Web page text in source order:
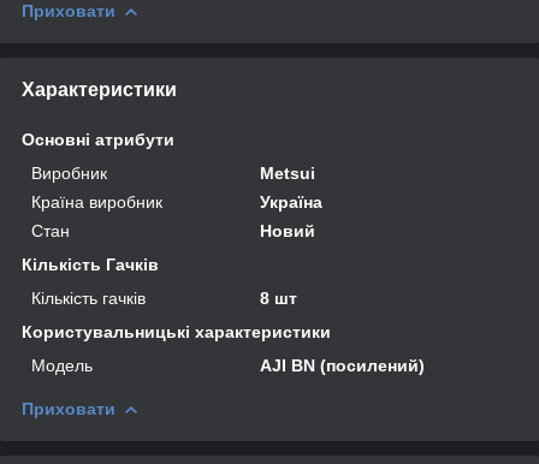
Приховати
Характеристики
Основні атрибути
Виробник
Metsui
Країна виробник
Україна
Стан
Новий
Кількість Гачків
Кількість гачків
8 шт
Користувальницькі характеристики
Мoдель
AJI BN (посилений)
Приховати